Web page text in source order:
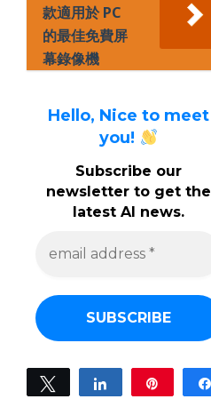
款適用於 PC
的最佳免費屏
幕錄像機
Hello, Nice to meet
you!
Subscribe our
newsletter to get the
latest AI news.
a
d
r
e
s
Tweet Share